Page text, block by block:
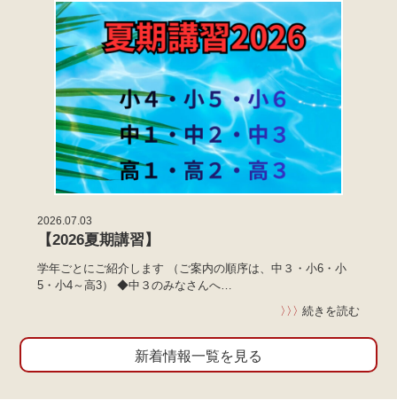
2026.07.03
【2026夏期講習】
学年ごとにご紹介します （ご案内の順序は、中３・小6・小
5・小4～高3） ◆中３のみなさんへ…
〉〉〉 続きを読む
新着情報一覧を見る